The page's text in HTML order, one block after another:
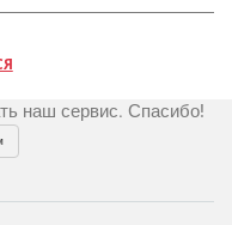
наш сервис. Спасибо!